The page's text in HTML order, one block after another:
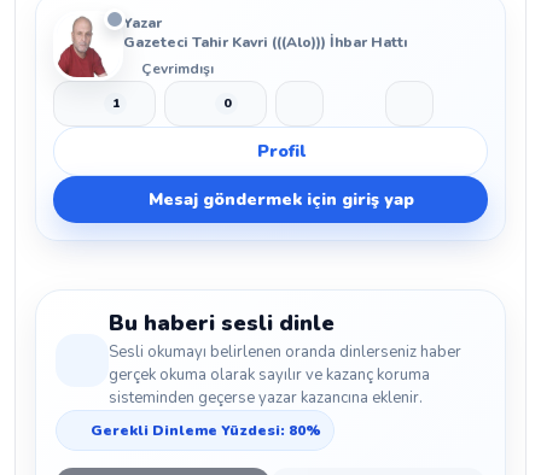
Yazar
Gazeteci Tahir Kavri (((Alo))) İhbar Hattı
Çevrimdışı
Beğen
1 Beğenmeme
0
Profil
Mesaj göndermek için giriş yap
Bu haberi sesli dinle
Sesli okumayı belirlenen oranda dinlerseniz haber
gerçek okuma olarak sayılır ve kazanç koruma
sisteminden geçerse yazar kazancına eklenir.
Gerekli Dinleme Yüzdesi: 80%